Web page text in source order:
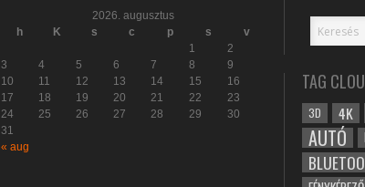
2026. augusztus
h
K s c p s
v
1
2
3
4 5 6 7 8
9
10
11 12 13 14 15
16
17
18 19 20 21 22
23
24
25 26 27 28 29
30
31
« aug
TAG
3D 4K
AUTÓ